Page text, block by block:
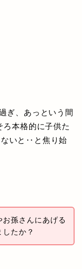
ぎ、あっという間
本格的に子供た
ないと‥と焦り始
孫さんにあげる
たか？